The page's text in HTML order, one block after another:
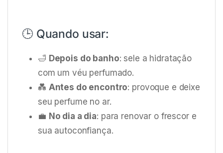
🕒 Quando usar:
🛁 Depois do banho: sele a hidratação
com um véu perfumado.
💑 Antes do encontro: provoque e deixe
seu perfume no ar.
💼 No dia a dia: para renovar o frescor e
sua autoconfiança.